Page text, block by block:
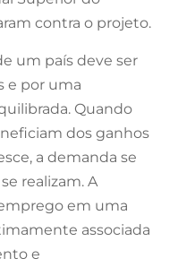
contra o projeto.
um país deve ser
e por uma
Quando
dos ganhos
a demanda se
realizam. A
em uma
associada
e